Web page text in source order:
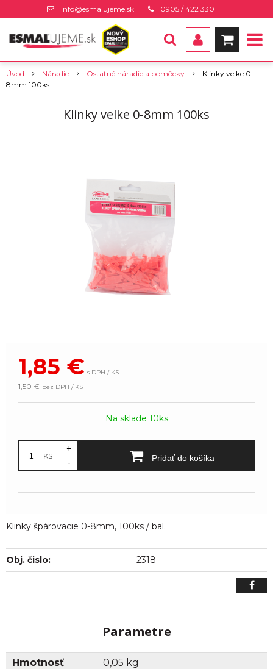
info@esmalujeme.sk 0905 / 422 330
Úvod Náradie Ostatné náradie a pomôcky
Klinky velke 0-
8mm 100ks
Klinky velke 0-8mm 100ks
1,85 € s DPH / KS
1,50 € bez DPH / KS
Na sklade 10ks
KS
+
-
Pridať do košíka
Klinky špárovacie 0-8mm, 100ks / bal.
Obj. čislo: 2318
Parametre
Hmotnosť 0,05 kg